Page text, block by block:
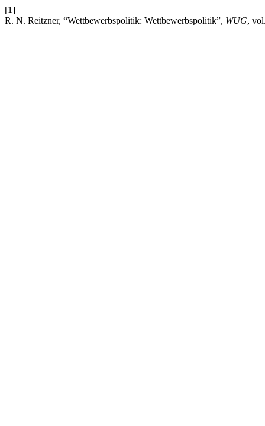
[1]
R. N. Reitzner, “Wettbewerbspolitik: Wettbewerbspolitik”, WUG,